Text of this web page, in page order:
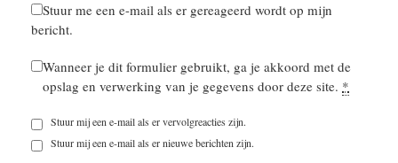
Stuur me een e-mail als er gereageerd wordt op mijn
bericht.
Wanneer je dit formulier gebruikt, ga je akkoord met de
opslag en verwerking van je gegevens door deze site. *
Stuur mij een e-mail als er vervolgreacties zijn.
Stuur mij een e-mail als er nieuwe berichten zijn.